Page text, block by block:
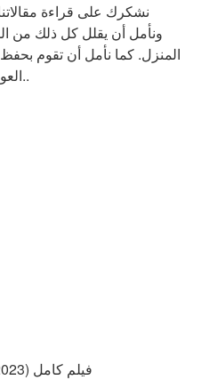
نشكرك على قراءة
ونأمل أن يقلل كل ذلك من
المنزل. كما نأمل أن تقوم
العودة لمشاهدة الأفلام على موقعنا..
Shazam! Fury of the Gods (2023) فيلم كامل